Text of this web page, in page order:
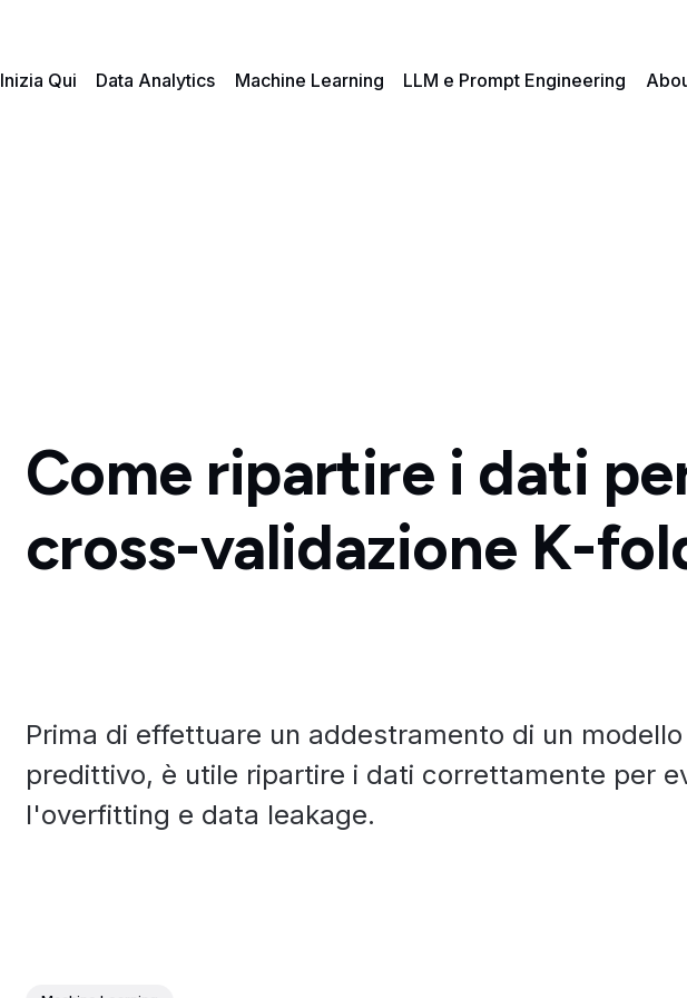
Inizia Qui Data Analytics Machine Learning LLM e Prompt Engineering
Come ripartire i dati
cross-validazione K-
Prima di effettuare un addestramento di un modello
predittivo, è utile ripartire i dati correttamente per
l'overfitting e data leakage.